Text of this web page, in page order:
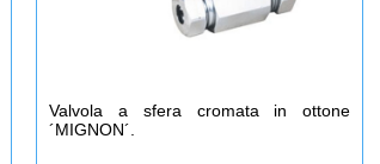
Valvola a sfera cromata in ottone
´MIGNON´.